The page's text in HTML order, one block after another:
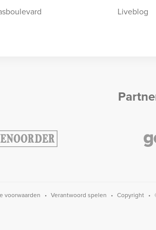
Liveblog
voorwaarden Verantwoord spelen Copyright